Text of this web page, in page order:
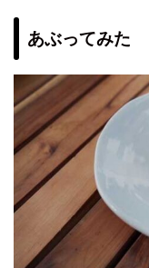
あぶってみた